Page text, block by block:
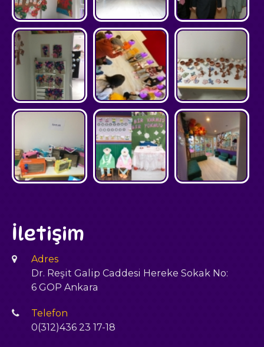
İletişim
Adres
Dr. Reşit Galip Caddesi Hereke Sokak No:
6 GOP Ankara
Telefon
0(312)436 23 17-18